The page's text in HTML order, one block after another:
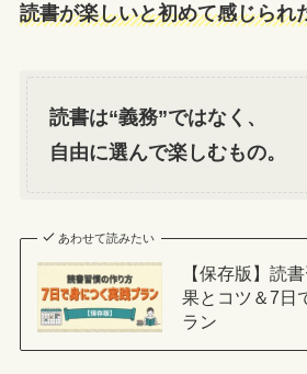
読書が楽しいと初めて感じられ
読書は“義務”ではなく、
自由に選んで楽しむもの。
あわせて読みたい
【保存版】読
果とコツ＆7日
ラン